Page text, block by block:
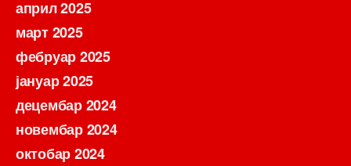
април 2025
март 2025
фебруар 2025
јануар 2025
децембар 2024
новембар 2024
октобар 2024